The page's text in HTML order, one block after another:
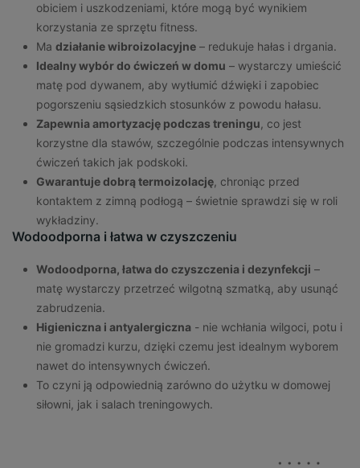
obiciem i uszkodzeniami, które mogą być wynikiem
korzystania ze sprzętu fitness.
Ma działanie wibroizolacyjne – redukuje hałas i drgania.
Idealny wybór do ćwiczeń w domu – wystarczy umieścić
matę pod dywanem, aby wytłumić dźwięki i zapobiec
pogorszeniu sąsiedzkich stosunków z powodu hałasu.
Zapewnia amortyzację podczas treningu, co jest
korzystne dla stawów, szczególnie podczas intensywnych
ćwiczeń takich jak podskoki.
Gwarantuje dobrą termoizolację, chroniąc przed
kontaktem z zimną podłogą – świetnie sprawdzi się w roli
wykładziny.
Wodoodporna i łatwa w czyszczeniu
Wodoodporna, łatwa do czyszczenia i dezynfekcji –
matę wystarczy przetrzeć wilgotną szmatką, aby usunąć
zabrudzenia.
Higieniczna i antyalergiczna - nie wchłania wilgoci, potu i
nie gromadzi kurzu, dzięki czemu jest idealnym wyborem
nawet do intensywnych ćwiczeń.
To czyni ją odpowiednią zarówno do użytku w domowej
siłowni, jak i salach treningowych.